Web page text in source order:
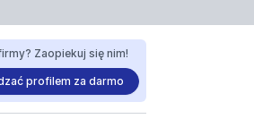
Zaopiekuj się nim!
profilem za darmo